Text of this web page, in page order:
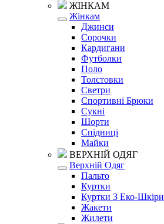
ЖІНКАМ
Жінкам
Джинси
Сорочки
Кардигани
Футболки
Поло
Толстовки
Светри
Спортивні Брюки
Сукні
Шорти
Спідниці
Майки
ВЕРХНІЙ ОДЯГ
Верхній Одяг
Пальто
Куртки
Куртки З Еко-Шкіри
Жакети
Жилети